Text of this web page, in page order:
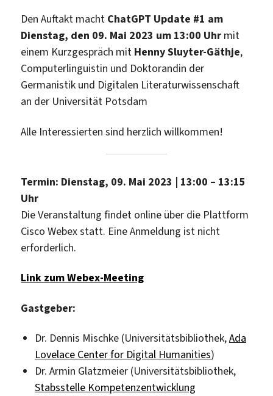
Den Auftakt macht ChatGPT Update #1 am
Dienstag, den 09. Mai 2023 um 13:00 Uhr mit
einem Kurzgespräch mit Henny Sluyter-Gäthje,
Computerlinguistin und Doktorandin der
Germanistik und Digitalen Literaturwissenschaft
an der Universität Potsdam
Alle Interessierten sind herzlich willkommen!
Termin: Dienstag, 09. Mai 2023 | 13:00 – 13:15
Uhr
Die Veranstaltung findet online über die Plattform
Cisco Webex statt. Eine Anmeldung ist nicht
erforderlich.
Link zum Webex-Meeting
Gastgeber:
Dr. Dennis Mischke (Universitätsbibliothek,Ada
Lovelace Center for Digital Humanities)
Dr. Armin Glatzmeier (Universitätsbibliothek,
Stabsstelle Kompetenzentwicklung